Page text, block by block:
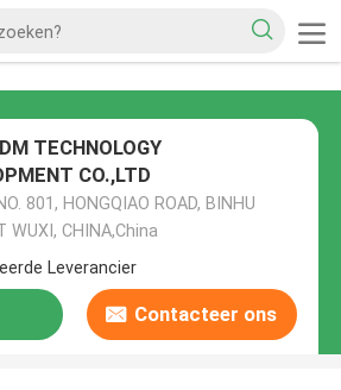
TECHNOLOGY
CO.,LTD
801, HONGQIAO ROAD, BINHU
WUXI, CHINA,China
Leverancier
Contacteer ons